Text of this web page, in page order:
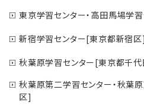
東京学習センター・高田馬場学
新宿学習センター[東京都新宿区]
秋葉原学習センター[東京都千
秋葉原第二学習センター・秋葉
区]